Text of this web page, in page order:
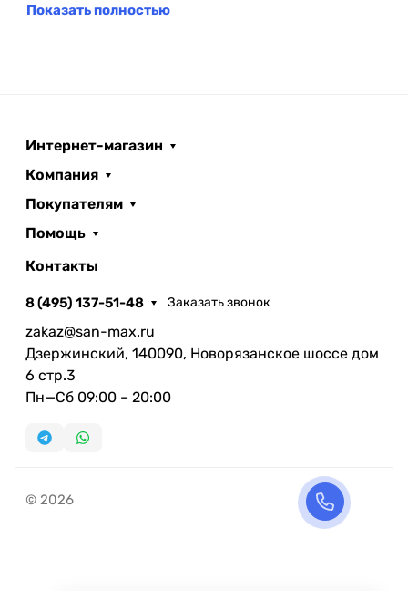
Показать полностью
Интернет-магазин
Компания
Покупателям
Помощь
Контакты
8 (495) 137-51-48 Заказать звонок
zakaz@san-max.ru
Дзержинский, 140090, Новорязанское шоссе дом
6 стр.3
Пн—Сб 09:00 – 20:00
© 2026